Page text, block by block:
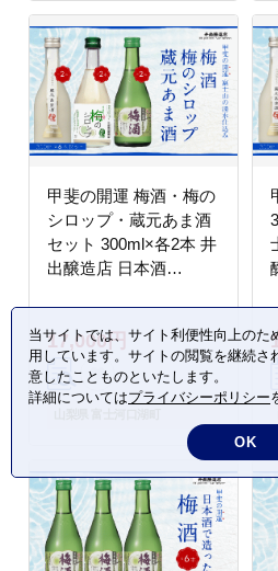
甲斐の開運 梅酒・梅の
シロップ・蔵元あま酒
セット 300ml×各2本 井
出醸造店 日本酒
17,000円
当サイトでは、サイト利便性向上のた
用しています。サイトの閲覧を継続さ
意したことものといたします。
詳細についてはプライバシーポリシー
OK